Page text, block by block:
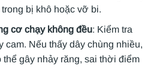
bị khô hoặc vỡ bi.
cơ chạy không đều: Kiểm tra
cam. Nếu thấy dây chùng nhiều,
thể gây nhảy răng, sai thời điểm